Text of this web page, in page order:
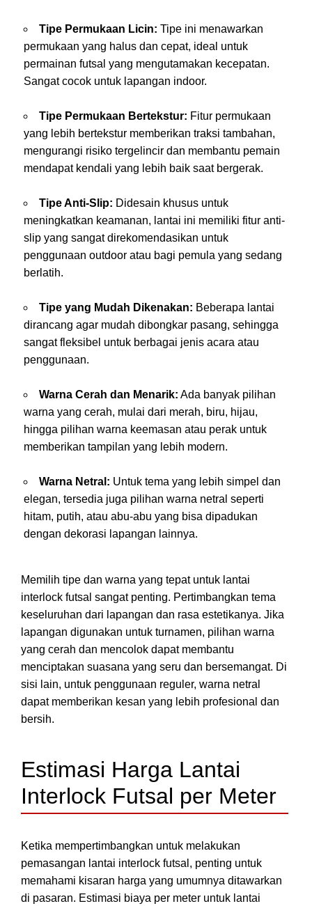
Tipe Permukaan Licin: Tipe ini menawarkan
permukaan yang halus dan cepat, ideal untuk
permainan futsal yang mengutamakan kecepatan.
Sangat cocok untuk lapangan indoor.
Tipe Permukaan Bertekstur: Fitur permukaan
yang lebih bertekstur memberikan traksi tambahan,
mengurangi risiko tergelincir dan membantu pemain
mendapat kendali yang lebih baik saat bergerak.
Tipe Anti-Slip: Didesain khusus untuk
meningkatkan keamanan, lantai ini memiliki fitur anti-
slip yang sangat direkomendasikan untuk
penggunaan outdoor atau bagi pemula yang sedang
berlatih.
Tipe yang Mudah Dikenakan: Beberapa lantai
dirancang agar mudah dibongkar pasang, sehingga
sangat fleksibel untuk berbagai jenis acara atau
penggunaan.
Warna Cerah dan Menarik: Ada banyak pilihan
warna yang cerah, mulai dari merah, biru, hijau,
hingga pilihan warna keemasan atau perak untuk
memberikan tampilan yang lebih modern.
Warna Netral: Untuk tema yang lebih simpel dan
elegan, tersedia juga pilihan warna netral seperti
hitam, putih, atau abu-abu yang bisa dipadukan
dengan dekorasi lapangan lainnya.
Memilih tipe dan warna yang tepat untuk lantai
interlock futsal sangat penting. Pertimbangkan tema
keseluruhan dari lapangan dan rasa estetikanya. Jika
lapangan digunakan untuk turnamen, pilihan warna
yang cerah dan mencolok dapat membantu
menciptakan suasana yang seru dan bersemangat. Di
sisi lain, untuk penggunaan reguler, warna netral
dapat memberikan kesan yang lebih profesional dan
bersih.
Estimasi Harga Lantai
Interlock Futsal per Meter
Ketika mempertimbangkan untuk melakukan
pemasangan lantai interlock futsal, penting untuk
memahami kisaran harga yang umumnya ditawarkan
di pasaran. Estimasi biaya per meter untuk lantai